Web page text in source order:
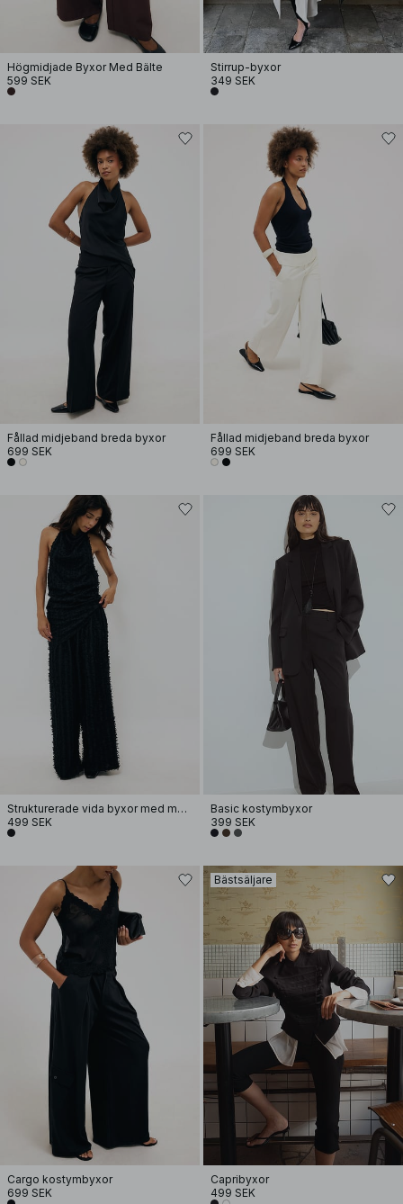
Högmidjade Byxor Med Bälte
599 SEK
Stirrup-byxor
349 SEK
Fållad midjeband breda byxor
699 SEK
Fållad midjeband breda byxor
699 SEK
Strukturerade vida byxor med medelhög midja
499 SEK
Basic kostymbyxor
399 SEK
Cargo kostymbyxor
699 SEK
Bästsäljare
Capribyxor
499 SEK